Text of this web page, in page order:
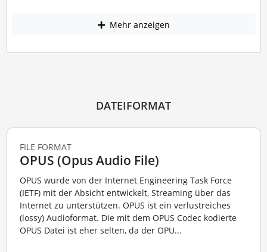
Mehr anzeigen
DATEIFORMAT
FILE FORMAT
OPUS (Opus Audio File)
OPUS wurde von der Internet Engineering Task Force
(IETF) mit der Absicht entwickelt, Streaming über das
Internet zu unterstützen. OPUS ist ein verlustreiches
(lossy) Audioformat. Die mit dem OPUS Codec kodierte
OPUS Datei ist eher selten, da der OPU...